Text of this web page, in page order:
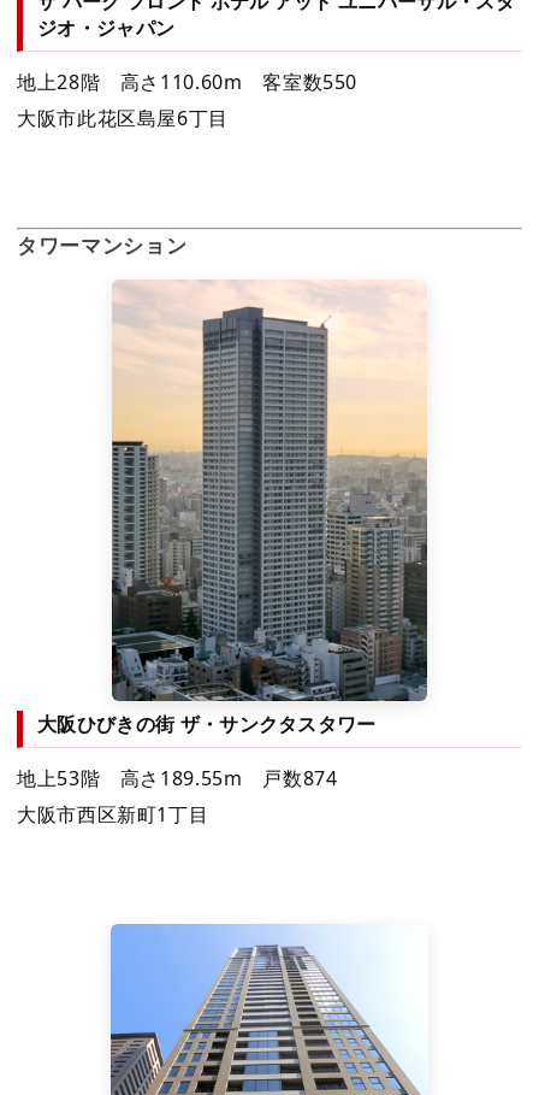
ジオ・ジャパン
地上28階 高さ110.60m 客室数550
大阪市此花区島屋6丁目
タワーマンション
大阪ひびきの街 ザ・サンクタスタワー
地上53階 高さ189.55m 戸数874
大阪市西区新町1丁目